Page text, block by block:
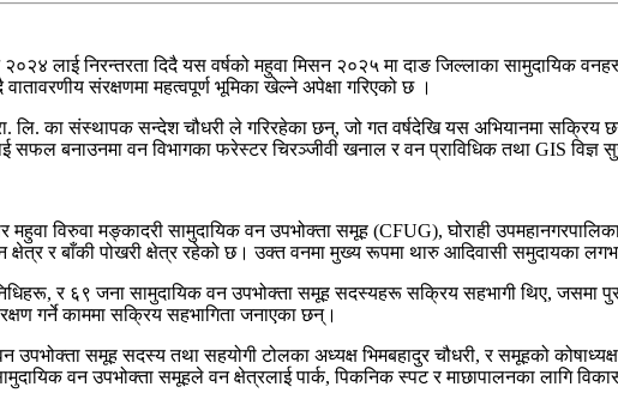
लाई निरन्तरता दिदै यस वर्षको महुवा मिसन २०२५ मा दाङ जिल्लाका सामुदायिक
संरक्षणमा महत्वपूर्ण भूमिका खेल्ने अपेक्षा गरिएको छ ।
लि. का संस्थापक सन्देश चौधरी ले गरिरहेका छन्, जो गत वर्षदेखि यस अभियानमा सक्रिय
सफल बनाउनमा वन विभागका फरेस्टर चिरञ्जीवी खनाल र वन प्राविधिक तथा GIS विज्ञ
महुवा विरुवा मङ्कादरी सामुदायिक वन उपभोक्ता समूह (CFUG), घोराही
क्षेत्र र बाँकी पोखरी क्षेत्र रहेको छ। उक्त वनमा मुख्य रूपमा थारु आदिवासी समुदायका
र ६९ जना सामुदायिक वन उपभोक्ता समूह सदस्यहरू सक्रिय सहभागी थिए,
गर्ने काममा सक्रिय सहभागिता जनाएका छन्।
उपभोक्ता समूह सदस्य तथा सहयोगी टोलका अध्यक्ष भिमबहादुर चौधरी, र समूहको
वन उपभोक्ता समूहले वन क्षेत्रलाई पार्क, पिकनिक स्पट र माछापालनका लागि